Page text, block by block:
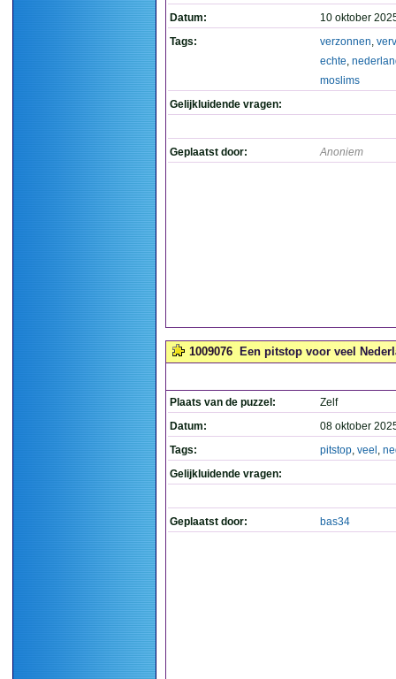
Datum:
10 oktober
Tags:
verzonnen,
echte,
moslims
Gelijkluidende vragen:
Geplaatst door: Anoniem
1009076 Een pitstop voor veel
Plaats van de puzzel:
Zelf
Datum:
08 oktober
Tags:
pitstop, veel ,
Gelijkluidende vragen:
Geplaatst door: bas34